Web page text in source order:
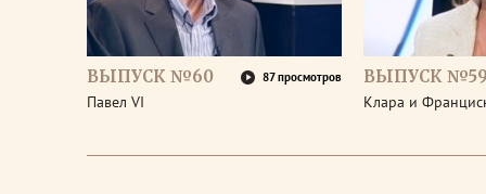
ВЫПУСК №60 87 просмотров
Павел VI
ВЫПУСК
Клара и